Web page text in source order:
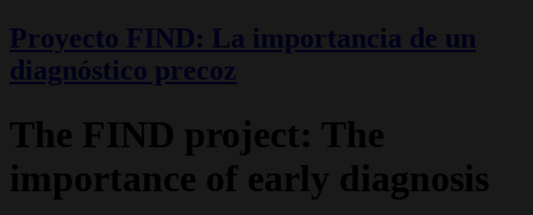
Proyecto FIND: La importancia de un
diagnóstico precoz
The FIND project: The
importance of early diagnosis